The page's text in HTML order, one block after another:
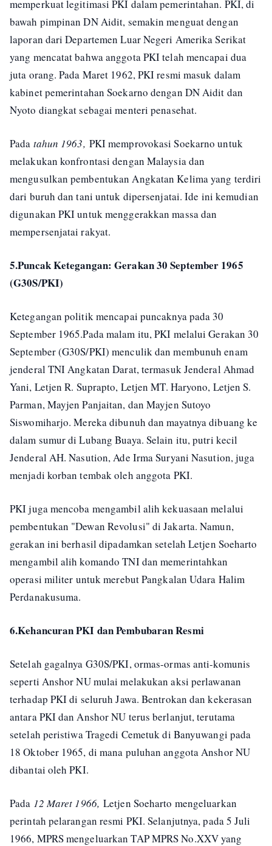
memperkuat legitimasi PKI dalam pemerintahan. PKI, di
bawah pimpinan DN Aidit, semakin menguat dengan
laporan dari Departemen Luar Negeri Amerika Serikat
yang mencatat bahwa anggota PKI telah mencapai dua
juta orang. Pada Maret 1962, PKI resmi masuk dalam
kabinet pemerintahan Soekarno dengan DN Aidit dan
Nyoto diangkat sebagai menteri penasehat.
Pada tahun 1963, PKI memprovokasi Soekarno untuk
melakukan konfrontasi dengan Malaysia dan
mengusulkan pembentukan Angkatan Kelima yang terdiri
dari buruh dan tani untuk dipersenjatai. Ide ini kemudian
digunakan PKI untuk menggerakkan massa dan
mempersenjatai rakyat.
5.Puncak Ketegangan: Gerakan 30 September 1965
(G30S/PKI)
Ketegangan politik mencapai puncaknya pada 30
September 1965.Pada malam itu, PKI melalui Gerakan 30
September (G30S/PKI) menculik dan membunuh enam
jenderal TNI Angkatan Darat, termasuk Jenderal Ahmad
Yani, Letjen R. Suprapto, Letjen MT. Haryono, Letjen S.
Parman, Mayjen Panjaitan, dan Mayjen Sutoyo
Siswomiharjo. Mereka dibunuh dan mayatnya dibuang ke
dalam sumur di Lubang Buaya. Selain itu, putri kecil
Jenderal AH. Nasution, Ade Irma Suryani Nasution, juga
menjadi korban tembak oleh anggota PKI.
PKI juga mencoba mengambil alih kekuasaan melalui
pembentukan "Dewan Revolusi" di Jakarta. Namun,
gerakan ini berhasil dipadamkan setelah Letjen Soeharto
mengambil alih komando TNI dan memerintahkan
operasi militer untuk merebut Pangkalan Udara Halim
Perdanakusuma.
6.Kehancuran PKI dan Pembubaran Resmi
Setelah gagalnya G30S/PKI, ormas-ormas anti-komunis
seperti Anshor NU mulai melakukan aksi perlawanan
terhadap PKI di seluruh Jawa. Bentrokan dan kekerasan
antara PKI dan Anshor NU terus berlanjut, terutama
setelah peristiwa Tragedi Cemetuk di Banyuwangi pada
18 Oktober 1965, di mana puluhan anggota Anshor NU
dibantai oleh PKI.
Pada 12 Maret 1966, Letjen Soeharto mengeluarkan
perintah pelarangan resmi PKI. Selanjutnya, pada 5 Juli
1966, MPRS mengeluarkan TAP MPRS No.XXV yang